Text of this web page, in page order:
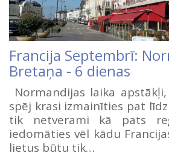
Francija Septembrī:
Bretaņa - 6 dienas
Normandijas laika
spēj krasi izmainīties pat
tik netverami kā pats
iedomāties vēl kādu
lietus būtu tik…